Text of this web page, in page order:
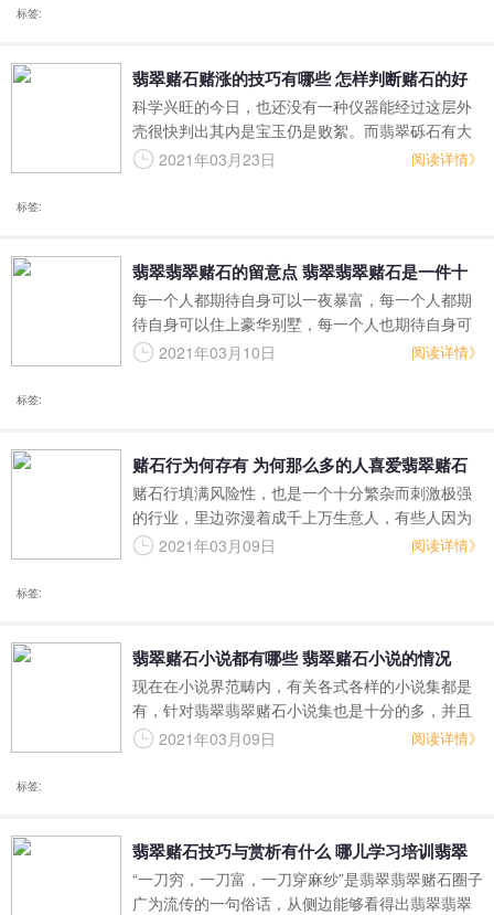
标签:
翡翠赌石赌涨的技巧有哪些 怎样判断赌石的好
坏
科学兴旺的今日，也还没有一种仪器能经过这层外
壳很快判出其内是宝玉仍是败絮。而翡翠砾石有大
有小，几十、几百公斤至几吨的比较常见，大的有
2021年03月23日 阅读详情》
标签:
翡翠翡翠赌石的留意点 翡翠翡翠赌石是一件十
分爆利的事
每一个人都期待自身可以一夜暴富，每一个人都期
待自身可以住上豪华别墅，每一个人也期待自身可
以家财万贯，可以有着成千上万的财产，那样就可
伙儿详细介绍翡翠翡翠赌石的相关内容。
2021年03月10日 阅读详情》
标签:
赌石行为何存有 为何那么多的人喜爱翡翠赌石
赌石行填满风险性，也是一个十分繁杂而刺激极强
的行业，里边弥漫着成千上万生意人，有些人因为
它一夜暴富，而有些人则很有可能负债累累。即使
2021年03月09日 阅读详情》
标签:
翡翠赌石小说都有哪些 翡翠赌石小说的情况
现在在小说界范畴内，有关各式各样的小说集都是
有，针对翡翠翡翠赌石小说集也是十分的多，并且
如今很多有关这类种类的小说集都重拍变成了电视
2021年03月09日 阅读详情》
标签:
翡翠赌石技巧与赏析有什么 哪儿学习培训翡翠
赌石技巧与赏析
“一刀穷，一刀富，一刀穿麻纱”是翡翠翡翠赌石圈子
广为流传的一句俗话，从侧边能够看得出翡翠翡翠